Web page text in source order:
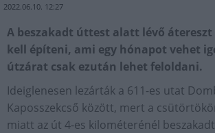
2022.06.10. 12:27
A beszakadt úttest alatt lévő
kell építeni, ami egy hónapot vehet
útzárat csak ezután lehet feloldani.
Ideiglenesen lezárták a 611-es utat
Kaposszekcső között, mert a
miatt az út 4-es kilométerénél